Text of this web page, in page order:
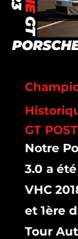
GT
Notre
3.0 a
VHC
et 1ère
Tour